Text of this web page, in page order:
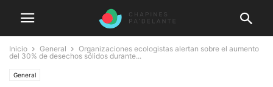
Inicio General
Organizaciones ecologistas alertan sobre el aumento
del 30% de desechos sólidos durante...
General